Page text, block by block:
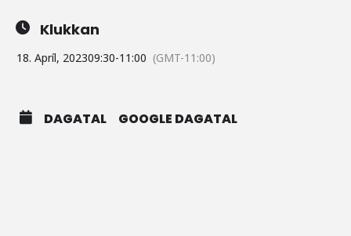
Klukkan
18. Apríl, 202309:30-11:00 (GMT-11:00)
DAGATAL GOOGLE DAGATAL